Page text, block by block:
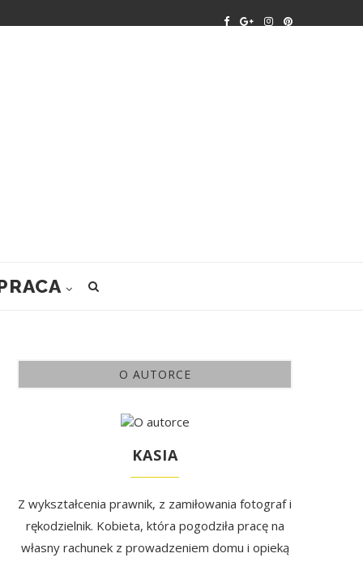
O AUTORCE
KASIA
Z wykształcenia prawnik, z zamiłowania fotograf i
rękodzielnik. Kobieta, która pogodziła pracę na
własny rachunek z prowadzeniem domu i opieką